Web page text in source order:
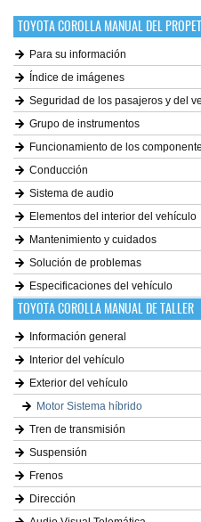
TOYOTA COROLLA MANUAL DEL
Para su información
Índice de imágenes
Seguridad de los pasajeros y del
Grupo de instrumentos
Funcionamiento de los
Conducción
Sistema de audio
Elementos del interior del vehículo
Mantenimiento y cuidados
Solución de problemas
Especificaciones del vehículo
TOYOTA COROLLA MANUAL DE TALLER
Información general
Interior del vehículo
Exterior del vehículo
Motor Sistema híbrido
Tren de transmisión
Suspensión
Frenos
Dirección